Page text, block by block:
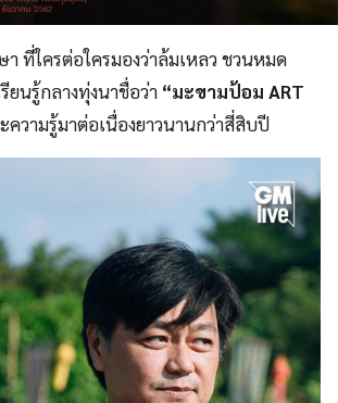
า ที่ใครต่อใครมองว่าล้มเหลว ชวนหมด
ยนรู้กลางทุ่งนาชื่อว่า “มะขามป้อม ART
ความรู้มาต่อเนื่องยาวนานกว่าสี่สิบปี